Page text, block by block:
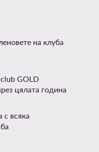
на клуба
GOLD
цялата година
с всяка